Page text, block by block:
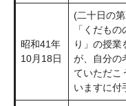
昭和41年
10月18日
(二十日の
「くだも
り」の授業
が、自分の
ていただこ
いますに付